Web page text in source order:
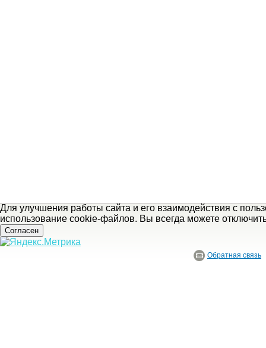
Для улучшения работы сайта и его взаимодействия с
использование cookie-файлов. Вы всегда можете
Согласен
Обратная связь